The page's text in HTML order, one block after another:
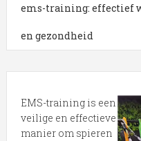
ems-training: effectief
en gezondheid
EMS-training is een
veilige en effectieve
manier om spieren